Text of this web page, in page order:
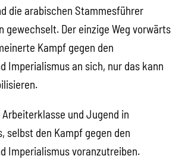
die arabischen Stammesführer
gewechselt. Der einzige Weg vorwärts
Kampf gegen den
Imperialismus an sich, nur das kann
Arbeiterklasse und Jugend in
selbst den Kampf gegen den
Imperialismus voranzutreiben.